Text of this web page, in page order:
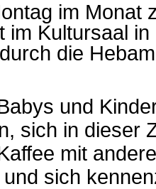
im Monat
im Kultursaal
die
und
sich in dieser
mit
sich